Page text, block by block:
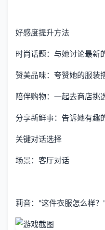
好感度提升方法
时尚话题：与她讨论最新
赞美品味：夸赞她的服装
陪伴购物：一起去商店挑
分享新鲜事：告诉她有趣
关键对话选择
场景：客厅对话
莉音："这件衣服怎么样？